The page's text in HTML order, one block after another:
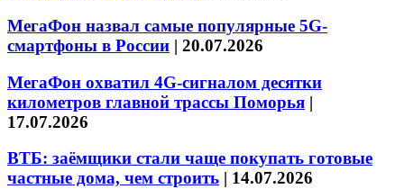
МегаФон назвал самые популярные 5G-
смартфоны в России | 20.07.2026
МегаФон охватил 4G-сигналом десятки
километров главной трассы Поморья |
17.07.2026
ВТБ: заёмщики стали чаще покупать готовые
частные дома, чем строить | 14.07.2026